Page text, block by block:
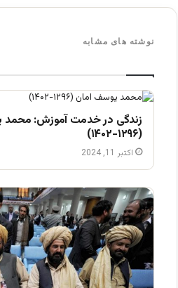
نوشته های مشابه
زندگی در خدمت آموزش: محمد
(۱۲۹۶-۱۴۰۲)
اکتبر 11, 2024